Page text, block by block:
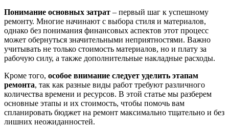
Понимание основных затрат – первый шаг к успешному
ремонту. Многие начинают с выбора стиля и материалов,
однако без понимания финансовых аспектов этот процесс
может обернуться значительными неприятностями. Важно
учитывать не только стоимость материалов, но и плату за
рабочую силу, а также дополнительные накладные расходы.
Кроме того, особое внимание следует уделить этапам
ремонта, так как разные виды работ требуют различного
количества времени и ресурсов. В этой статье мы разберем
основные этапы и их стоимость, чтобы помочь вам
спланировать бюджет на ремонт максимально тщательно и без
лишних неожиданностей.